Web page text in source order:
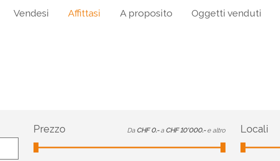
Vendesi Affittasi A proposito Oggetti venduti
Prezzo Da CHF 0.- a CHF 10'000.- e altro Locali